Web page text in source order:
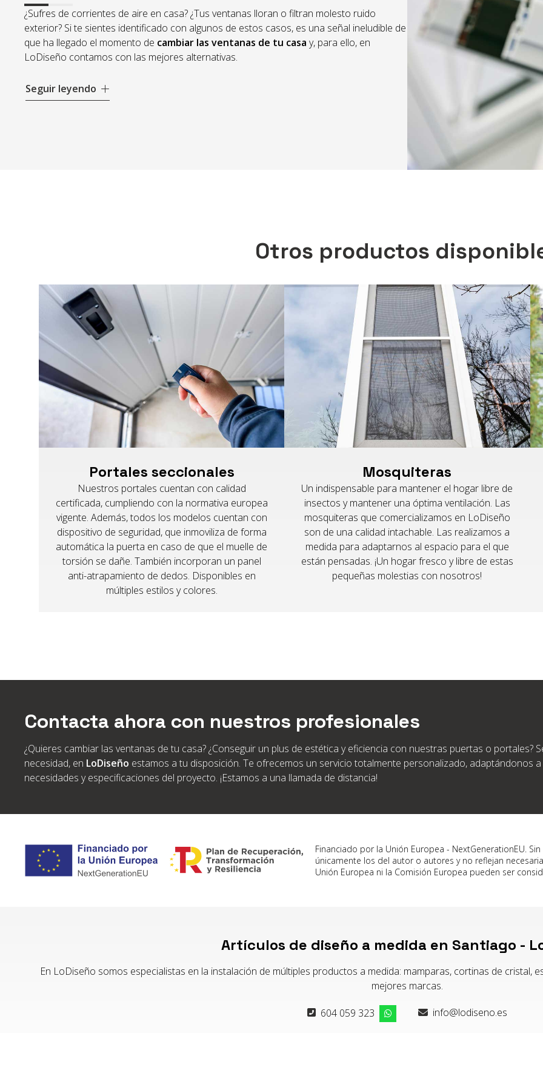
¿Sufres de corrientes de aire en casa? ¿Tus ventanas lloran o filtran molesto ruido
exterior? Si te sientes identificado con algunos de estos casos, es una señal ineludible de
que ha llegado el momento de cambiar las ventanas de tu casa y, para ello, en
LoDiseño contamos con las mejores alternativas.
Olvídate de las molestas humedades, gana en confort térmico y ahorra dinero con
nuestras opciones en
Seguir leyendo
Otros productos
Portales seccionales
Nuestros portales cuentan con calidad
certificada, cumpliendo con la normativa europea
vigente. Además, todos los modelos cuentan con
dispositivo de seguridad, que inmoviliza de forma
automática la puerta en caso de que el muelle de
torsión se dañe. También incorporan un panel
anti-atrapamiento de dedos. Disponibles en
múltiples estilos y colores.
Mosquiteras
Un indispensable para mantener el hogar libre de
insectos y mantener una óptima ventilación. Las
mosquiteras que comercializamos en LoDiseño
son de una calidad intachable. Las realizamos a
medida para adaptarnos al espacio para el que
están pensadas. ¡Un hogar fresco y libre de estas
pequeñas molestias con nosotros!
Contacta ahora con nuestros profesionales
¿Quieres cambiar las ventanas de tu casa? ¿Conseguir un plus de estética y eficiencia con nuestras puertas o portales?
necesidad, en LoDiseño estamos a tu disposición. Te ofrecemos un servicio totalmente personalizado, adaptándonos
necesidades y especificaciones del proyecto. ¡Estamos a una llamada de distancia!
Financiado por la Unión Europea - NextGenerationEU.
únicamente los del autor o autores y no reflejan
Unión Europea ni la Comisión Europea pueden ser
Artículos de diseño a medida en Santiago -
En LoDiseño somos especialistas en la instalación de múltiples productos a medida: mamparas, cortinas de cristal,
mejores marcas.
604 059 323 info@lodiseno.es